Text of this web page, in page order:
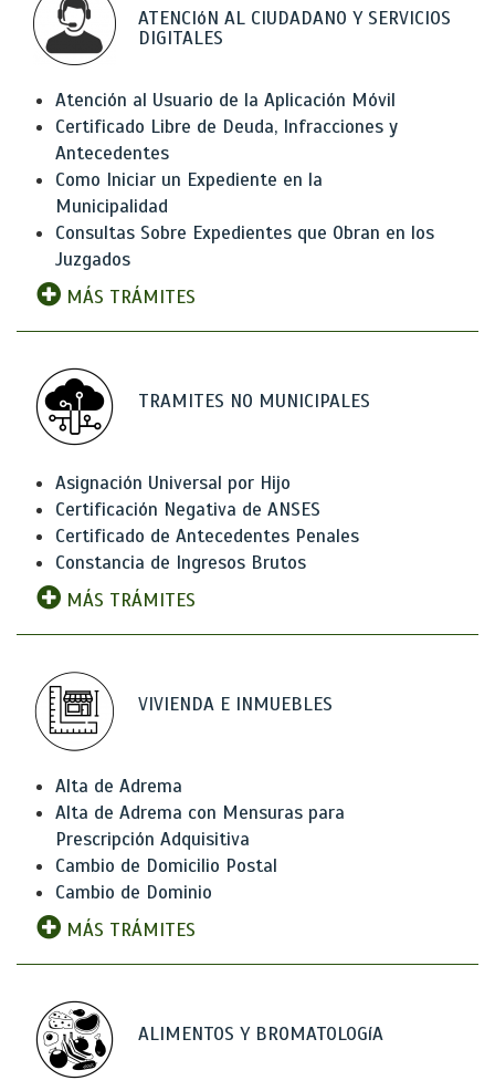
ATENCIóN AL CIUDADANO Y SERVICIOS
DIGITALES
Atención al Usuario de la Aplicación Móvil
Certificado Libre de Deuda, Infracciones y
Antecedentes
Como Iniciar un Expediente en la
Municipalidad
Consultas Sobre Expedientes que Obran en los
Juzgados
MÁS TRÁMITES
TRAMITES NO MUNICIPALES
Asignación Universal por Hijo
Certificación Negativa de ANSES
Certificado de Antecedentes Penales
Constancia de Ingresos Brutos
MÁS TRÁMITES
VIVIENDA E INMUEBLES
Alta de Adrema
Alta de Adrema con Mensuras para
Prescripción Adquisitiva
Cambio de Domicilio Postal
Cambio de Dominio
MÁS TRÁMITES
ALIMENTOS Y BROMATOLOGíA